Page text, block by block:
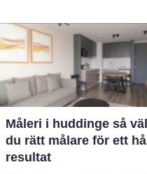
Måleri i huddinge så väljer
du rätt målare för ett
resultat